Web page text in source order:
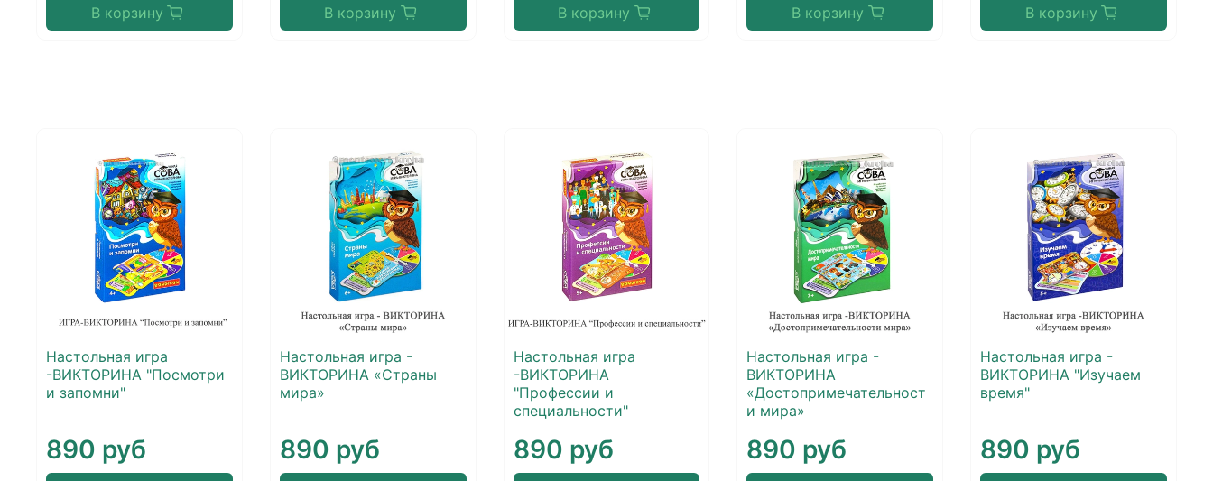
В корзину В корзину В корзину В корзину В корзину
Настольная игра
-ВИКТОРИНА "Посмотри
и запомни"
890 руб
Настольная игра -
ВИКТОРИНА «Страны
мира»
890 руб
Настольная игра
-ВИКТОРИНА
"Профессии и
специальности"
890 руб
Настольная игра -
ВИКТОРИНА
«Достопримечательност
и мира»
890 руб
Настольная игра -
ВИКТОРИНА "Изучаем
время"
890 руб